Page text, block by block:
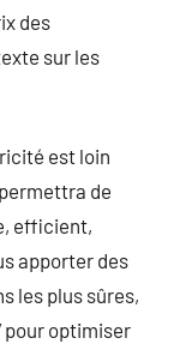
des
sur les
est loin
de
efficient,
apporter des
les plus sûres,
pour optimiser